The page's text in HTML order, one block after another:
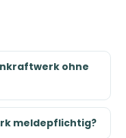
ohne
meldepflichtig?